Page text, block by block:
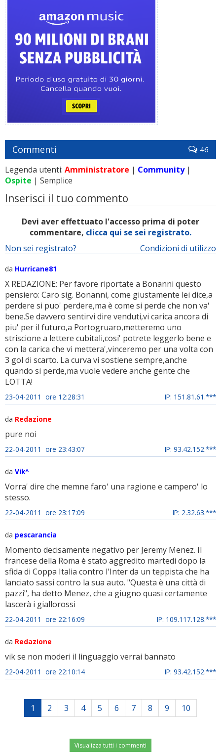
Commenti 46
Legenda utenti: Amministratore | Community|
Ospite | Semplice
Inserisci il tuo commento
Devi aver effettuato l'accesso prima di poter
commentare, clicca qui se sei registrato.
Condizioni di utilizzo
Non sei registrato?
da Hurricane81
X REDAZIONE: Per favore riportate a Bonanni questo
pensiero: Caro sig. Bonanni, come giustamente lei dice,a
perdere si puo' perdere,ma è come si perde che non va'
bene.Se davvero sentirvi dire venduti,vi carica ancora di
piu' per il futuro,a Portogruaro,metteremo uno
striscione a lettere cubitali,cosi' potrete leggerlo bene e
con la carica che vi mettera',vinceremo per una volta con
3 gol di scarto. La curva vi sostiene sempre,anche
quando si perde,ma vuole vedere anche gente che
LOTTA!
23-04-2011 ore 12:28:31 IP: 151.81.61.***
da Redazione
pure noi
22-04-2011 ore 23:43:07 IP: 93.42.152.***
da Vik^
Vorra' dire che memne faro' una ragione e campero' lo
stesso.
22-04-2011 ore 23:17:09 IP: 2.32.63.***
da pescarancia
Momento decisamente negativo per Jeremy Menez. Il
francese della Roma è stato aggredito martedi dopo la
sfida di Coppa Italia contro l'Inter da un teppista che ha
lanciato sassi contro la sua auto. "Questa è una città di
pazzi", ha detto Menez, che a giugno quasi certamente
lascerà i giallorossi
22-04-2011 ore 22:16:09 IP: 109.117.128.***
da Redazione
vik se non moderi il linguaggio verrai bannato
22-04-2011 ore 22:10:14 IP: 93.42.152.***
1 2 3 4 5 6 7 8 9 10
Visualizza tutti i commenti